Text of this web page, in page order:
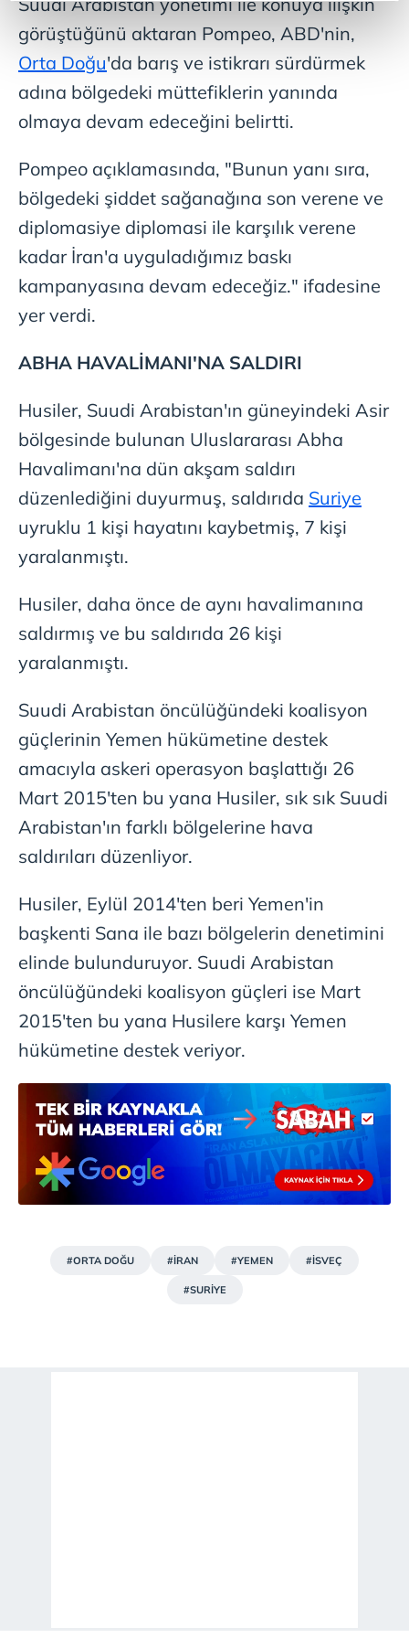
reklamların maliyetlerimizi karşılamak noktasında tek gelir
kalemimiz olduğunu sizlere hatırlatmak isteriz.
Her halükârda, kullanıcılar, bu çerezlere izin vermedikleri
takdirde, kullanıcılara hedefli reklamlar
gösterilmeyecektir."
Sizlere daha iyi bir hizmet sunabilmek için İnternet
Sitemizde kendimize ve üçüncü kişilere ait çerezler
kullanılmaktadır. Bu çerezler vasıtasıyla çeşitli kişisel
verileriniz işlenmekte olup gerekli olan çerezler bilgi
toplumu hizmetlerinin sunulması amacıyla
kullanılmaktadır. Diğer çerezler, sitemizin daha işlevsel
kılınması ve kişiselleştirilmesi ve sizlere yönelik
reklam/pazarlama faaliyetlerinin yapılması, amaçlarıyla
vasıtasıyla belirleyebilirsiniz. Çerezlere ilişkin detaylı bilgi
için Ayarlar butonuna tıklayabilir,
Çerez Bilgilendirme
Metnimizi ziyaret edebilirsiniz.
6698 sayılı Kişisel Verilerin Korunması Kanunu uyarınca
hazırlanmış Aydınlatma Metnimizi okumak ve sitemizde
ilgili mevzuata uygun olarak kullanılan çerezlerle ilgili bilgi
almak için lütfen
görüştüğünü aktaran Pompeo, ABD'nin,
Orta Doğu'da barış ve istikrarı sürdürmek
adına bölgedeki müttefiklerin yanında
olmaya devam edeceğini belirtti.
Pompeo açıklamasında, "Bunun yanı sıra,
bölgedeki şiddet sağanağına son verene ve
diplomasiye diplomasi ile karşılık verene
kadar İran'a uyguladığımız baskı
kampanyasına devam edeceğiz." ifadesine
yer verdi.
ABHA HAVALİMANI'NA SALDIRI
Husiler, Suudi Arabistan'ın güneyindeki Asir
bölgesinde bulunan Uluslararası Abha
Havalimanı'na dün akşam saldırı
düzenlediğini duyurmuş, saldırıda Suriye
uyruklu 1 kişi hayatını kaybetmiş, 7 kişi
yaralanmıştı.
Husiler, daha önce de aynı havalimanına
saldırmış ve bu saldırıda 26 kişi
yaralanmıştı.
Suudi Arabistan öncülüğündeki koalisyon
güçlerinin Yemen hükümetine destek
amacıyla askeri operasyon başlattığı 26
Mart 2015'ten bu yana Husiler, sık sık Suudi
Arabistan'ın farklı bölgelerine hava
saldırıları düzenliyor.
Husiler, Eylül 2014'ten beri Yemen'in
başkenti Sana ile bazı bölgelerin denetimini
elinde bulunduruyor. Suudi Arabistan
öncülüğündeki koalisyon güçleri ise Mart
2015'ten bu yana Husilere karşı Yemen
hükümetine destek veriyor.
#ORTA DOĞU #İRAN #YEMEN #İSVEÇ
#SURİYE